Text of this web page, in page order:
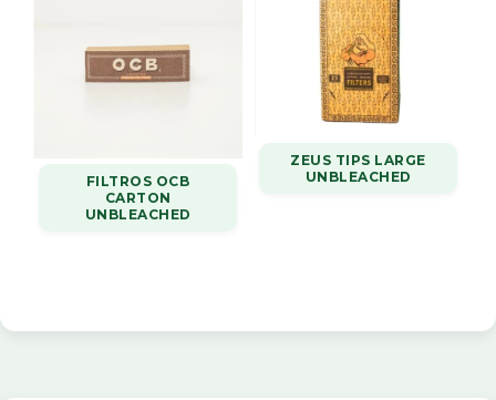
FILTROS OCB
CARTON
UNBLEACHED
ZEUS TIPS LARGE
UNBLEACHED